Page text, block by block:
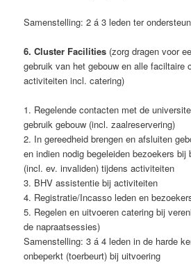
Samenstelling: 2 á 3 leden ter
6. Cluster Facilities (zorg dragen voor
gebruik van het gebouw en alle faciltaire
activiteiten incl. catering)
1. Regelende contacten met de
gebruik gebouw (incl. zaalreservering)
2. In gereedheid brengen en afsluiten
en indien nodig begeleiden bezoekers
(incl. ev. invaliden) tijdens activiteiten
3. BHV assistentie bij activiteiten
4. Registratie/Incasso leden en
5. Regelen en uitvoeren catering bij
de napraatsessies)
Samenstelling: 3 á 4 leden in de harde
onbeperkt (toerbeurt) bij uitvoering